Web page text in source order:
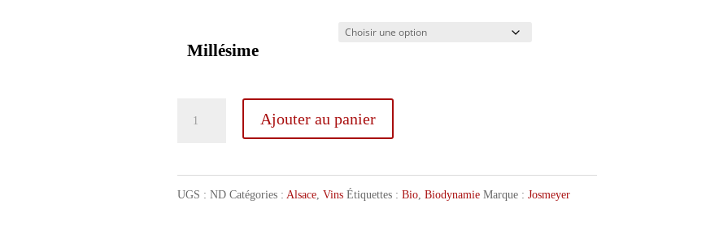
Millésime
quantité
Riesling
Ajouter au panier
UGS : ND Catégories : Alsace, Vins Étiquettes : Bio, Biodynamie Marque : Josmeyer